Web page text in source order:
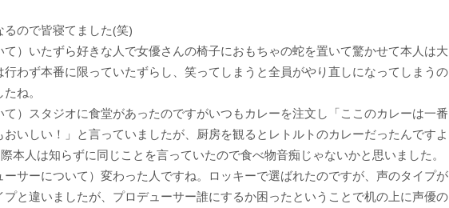
ので皆寝てました(笑)
て）いたずら好きな人で女優さんの椅子におもちゃの蛇を置いて驚かせて本人は大
わず本番に限っていたずらし、笑ってしまうと全員がやり直しになってしまうの
ね。
て）スタジオに食堂があったのですがいつもカレーを注文し「ここのカレーは一番
いしい！」と言っていましたが、厨房を観るとレトルトのカレーだったんですよ
本人は知らずに同じことを言っていたので食べ物音痴じゃないかと思いました。
ーサーについて）変わった人ですね。ロッキーで選ばれたのですが、声のタイプが
と違いましたが、プロデューサー誰にするか困ったということで机の上に声優の